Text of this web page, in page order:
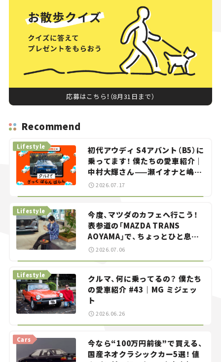
応募はこちら！（8月31日まで）
Recommend
初代アウディ S4アバント（B5）に
乗ってます！ 僕たちの愛車紹介｜
中村大輝さん——瀬イオナと嶋田
智之の「クルマでざっくばらんば
Lifestyle
2026.07.17
今度、マツダのカフェへ行こう！
表参道の「MAZDA TRANS
AOYAMA」で、ちょっとひと息。
——連載｜CCGとクルマでどうす
Lifestyle
2026.07.06
クルマ、何に乗ってるの？ 僕たち
の愛車紹介 #43｜MG ミジェッ
ト
Lifestyle
2026.06.26
今なら“100万円前後”で買える、
国産ネオクラシックカー5選！ 値
Cars